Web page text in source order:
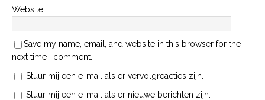
Website
Save my name, email, and website in this browser for the
next time I comment.
Stuur mij een e-mail als er vervolgreacties zijn.
Stuur mij een e-mail als er nieuwe berichten zijn.